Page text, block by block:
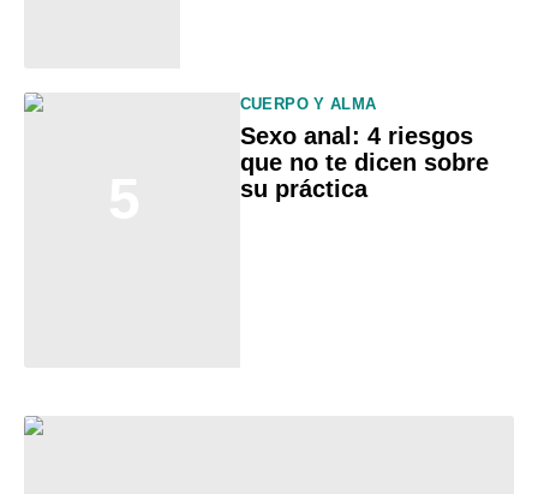
CUERPO Y ALMA
Sexo anal: 4 riesgos
que no te dicen sobre
su práctica